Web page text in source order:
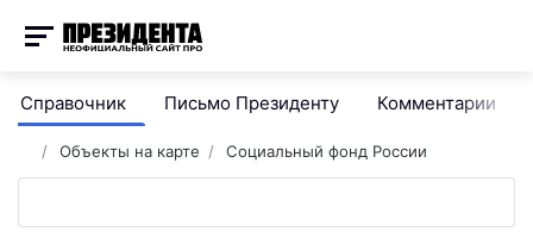
Справочник Письмо Президенту Комментарии
Объекты на карте Социальный фонд России